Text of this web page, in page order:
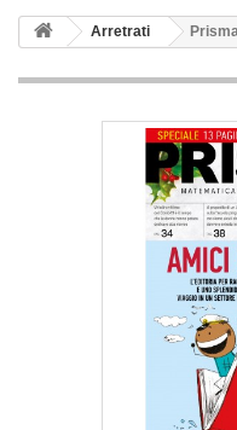
Arretrati